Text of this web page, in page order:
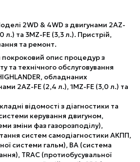
2WD & 4WD з двигунами 2AZ-
л.) та 3MZ-FE (3,3 л.). Пристрій,
та ремонт.
покроковий опис процедур з
та технічного обслуговування
обладнаних
2AZ-FE (2,4 л.), 1MZ-FE (3,0 л.) та
відомості з діагностики та
керування двигуном,
зміни фаз газорозподілу),
систем самодіагностики АКПП,
системи гальм), ВА (система
TRAC (протиобусувальної